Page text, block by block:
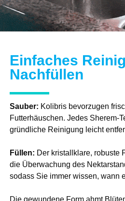
Einfaches
Nachfüllen
Sauber: Kolibris bevorzugen
Futterhäuschen. Jedes Sherem-
gründliche Reinigung leicht
Füllen: Der kristallklare, robuste
die Überwachung des
sodass Sie immer wissen, wann
Die gewundene Form ahmt